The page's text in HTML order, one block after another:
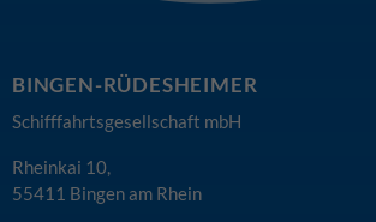
BINGEN-RÜDESHEIMER
Schifffahrtsgesellschaft mbH
Rheinkai 10,
55411 Bingen am Rhein